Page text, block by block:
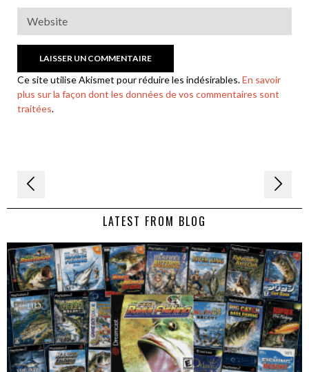
Ce site utilise Akismet pour réduire les indésirables.En savoir
plus sur la façon dont les données de vos commentaires sont
traitées.
Navigation
de LATEST FROM BLOG